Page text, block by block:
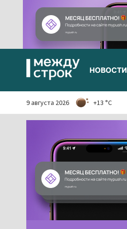
НОВОСТИ
9 августа 2026 +13 °C